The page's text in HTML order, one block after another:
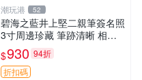
潮玩港 52
碧海之藍井上堅二親筆簽名照
3寸周邊珍藏 筆跡清晰 相框
精美 碧海之藍 簽名照片 井上
堅二 周邊品
$930 94折
折扣碼